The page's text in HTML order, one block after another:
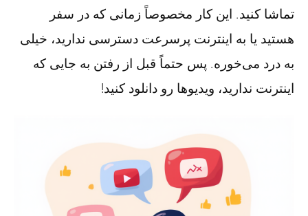
تماشا کنید. این کار مخصوصاً زمانی که در سفر
هستید یا به اینترنت پرسرعت دسترسی ندارید، خیلی
به درد می‌خوره. پس حتماً قبل از رفتن به جایی که
اینترنت ندارید، ویدیوها رو دانلود کنید!